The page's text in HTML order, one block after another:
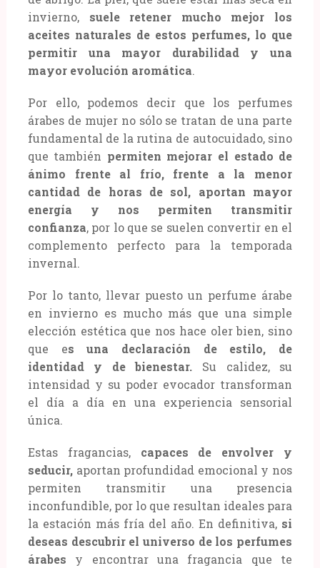
invierno,suele retener mucho mejor los
aceites naturales de estos perfumes, lo que
permitir una mayor durabilidad y una
mayor evolución aromática.
Por ello, podemos decir que los perfumes
árabes de mujer no sólo se tratan de una parte
fundamental de la rutina de autocuidado, sino
que también permiten mejorar el estado de
ánimo frente al frío, frente a la menor
cantidad de horas de sol, aportan mayor
energía y nos permiten transmitir
confianza, por lo que se suelen convertir en el
complemento perfecto para la temporada
invernal.
Por lo tanto, llevar puesto un perfume árabe
en invierno es mucho más que una simple
elección estética que nos hace oler bien, sino
que es una declaración de estilo, de
identidad y de bienestar. Su calidez, su
intensidad y su poder evocador transforman
el día a día en una experiencia sensorial
única.
Estas fragancias, capaces de envolver y
seducir,aportan profundidad emocional y nos
permiten transmitir una presencia
inconfundible, por lo que resultan ideales para
la estación más fría del año. En definitiva, si
deseas descubrir el universo de los perfumes
árabes y encontrar una fragancia que te